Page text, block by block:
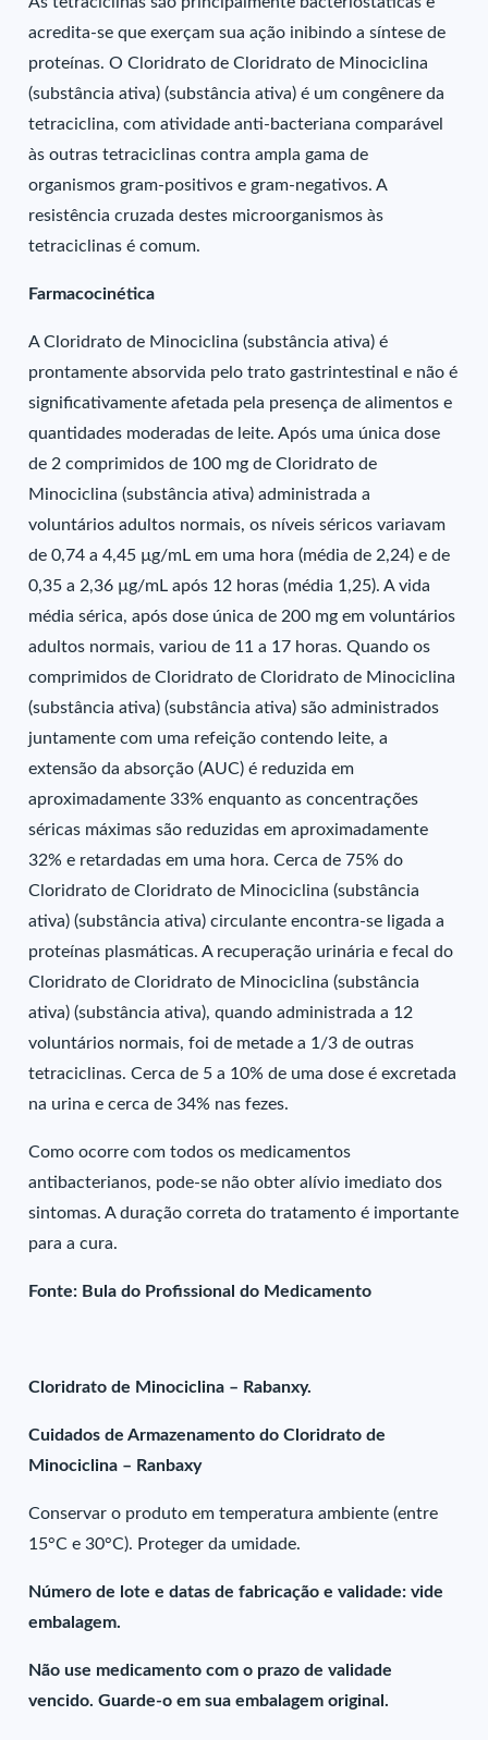
acredita-se que exerçam sua ação inibindo a síntese de
proteínas. O Cloridrato de Cloridrato de Minociclina
(substância ativa) (substância ativa) é um congênere da
tetraciclina, com atividade anti-bacteriana comparável
às outras tetraciclinas contra ampla gama de
organismos gram-positivos e gram-negativos. A
resistência cruzada destes microorganismos às
tetraciclinas é comum.
Farmacocinética
A Cloridrato de Minociclina (substância ativa) é
prontamente absorvida pelo trato gastrintestinal e não é
significativamente afetada pela presença de alimentos e
quantidades moderadas de leite. Após uma única dose
de 2 comprimidos de 100 mg de Cloridrato de
Minociclina (substância ativa) administrada a
voluntários adultos normais, os níveis séricos variavam
de 0,74 a 4,45 µg/mL em uma hora (média de 2,24) e de
0,35 a 2,36 µg/mL após 12 horas (média 1,25). A vida
média sérica, após dose única de 200 mg em voluntários
adultos normais, variou de 11 a 17 horas. Quando os
comprimidos de Cloridrato de Cloridrato de Minociclina
(substância ativa) (substância ativa) são administrados
juntamente com uma refeição contendo leite, a
extensão da absorção (AUC) é reduzida em
aproximadamente 33% enquanto as concentrações
séricas máximas são reduzidas em aproximadamente
32% e retardadas em uma hora. Cerca de 75% do
Cloridrato de Cloridrato de Minociclina (substância
ativa) (substância ativa) circulante encontra-se ligada a
proteínas plasmáticas. A recuperação urinária e fecal do
Cloridrato de Cloridrato de Minociclina (substância
ativa) (substância ativa), quando administrada a 12
voluntários normais, foi de metade a 1/3 de outras
tetraciclinas. Cerca de 5 a 10% de uma dose é excretada
na urina e cerca de 34% nas fezes.
Como ocorre com todos os medicamentos
antibacterianos, pode-se não obter alívio imediato dos
sintomas. A duração correta do tratamento é importante
para a cura.
Fonte: Bula do Profissional do Medicamento
Cloridrato de Minociclina – Rabanxy.
Cuidados de Armazenamento do Cloridrato de
Minociclina – Ranbaxy
Conservar o produto em temperatura ambiente (entre
15°C e 30°C). Proteger da umidade.
Número de lote e datas de fabricação e validade: vide
embalagem.
Não use medicamento com o prazo de validade
vencido. Guarde-o em sua embalagem original.